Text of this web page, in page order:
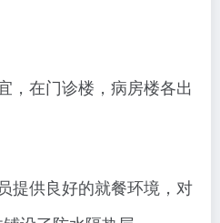
，在门诊楼，病房楼各出
提供良好的就餐环境，对